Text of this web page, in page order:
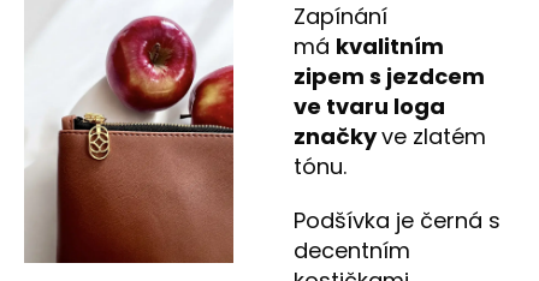
Zapínání
má kvalitním
zipem s jezdcem
ve tvaru loga
značkyve zlatém
tónu.
Podšívka je černá s
decentním